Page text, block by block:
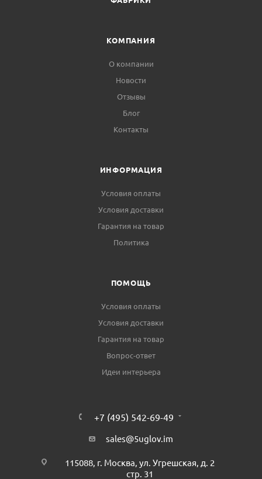
КОМПАНИЯ
О компании
Новости
Отзывы
Блог
Контакты
ИНФОРМАЦИЯ
Условия оплаты
Условия доставки
Гарантия на товар
Политика
ПОМОЩЬ
Условия оплаты
Условия доставки
Гарантия на товар
Вопрос-ответ
Идеи интерьера
+7 (495) 542-69-49
sales@5uglov.im
115088, г. Москва, ул. Угрешская, д. 2
стр. 31